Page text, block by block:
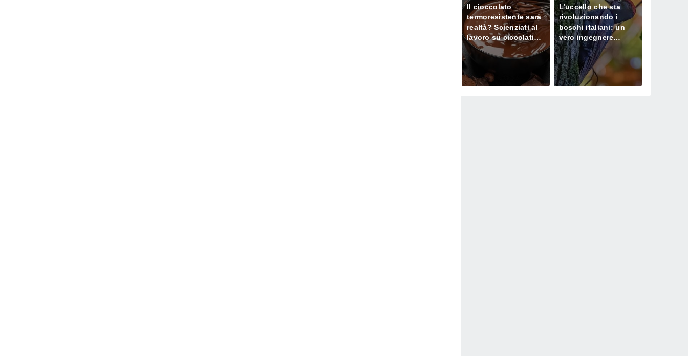
Il cioccolato
termoresistente sarà
realtà? Scienziati al
lavoro su ciccolatini
che non si sciolgono
neanche in estate
L’uccello che sta
rivoluzionando i
boschi italiani: un
vero ingegnere
ecologico